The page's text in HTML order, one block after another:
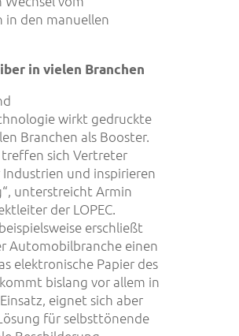
den manuellen
in vielen Branchen
wirkt gedruckte
Branchen als Booster.
treffen sich Vertreter
und inspirieren
unterstreicht Armin
der LOPEC.
erschließt
Automobilbranche einen
elektronische Papier des
bislang vor allem in
eignet sich aber
für selbsttönende